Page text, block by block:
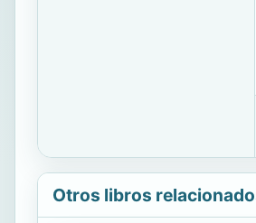
Otros libros